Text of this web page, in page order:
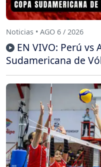
Noticias • AGO 6 / 2026
EN VIVO: Perú
Sudamericana de